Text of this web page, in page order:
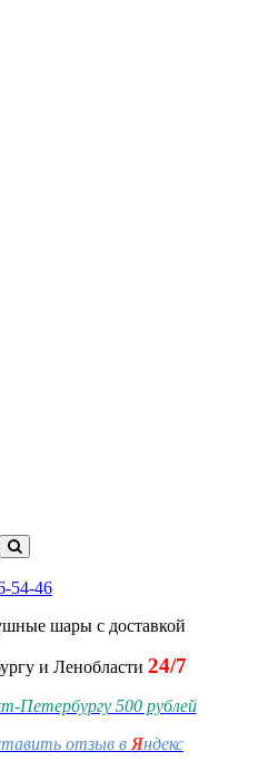
54-46
шары с доставкой
и Ленобласти 24/7
Петербургу 500 рублей
отзыв в Яндекс